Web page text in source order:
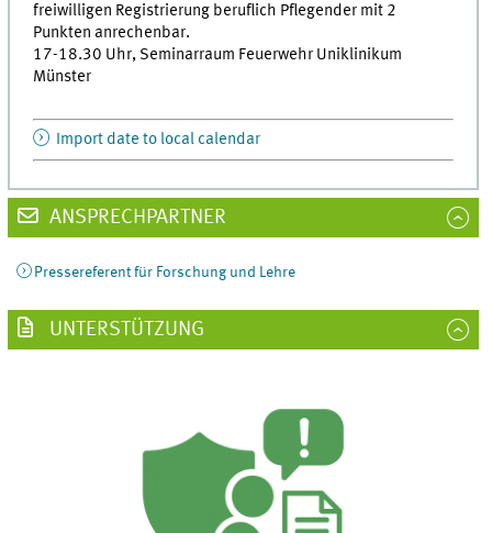
freiwilligen Registrierung beruflich Pflegender mit 2
Punkten anrechenbar.
17-18.30 Uhr, Seminarraum Feuerwehr Uniklinikum
Münster
Import date to local calendar
ANSPRECHPARTNER
Pressereferent für Forschung und Lehre
UNTERSTÜTZUNG